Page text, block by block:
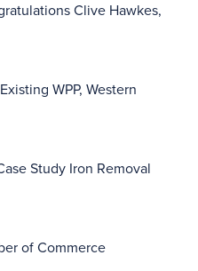
Clive Hawkes,
WPP, Western
Study Iron Removal
of Commerce